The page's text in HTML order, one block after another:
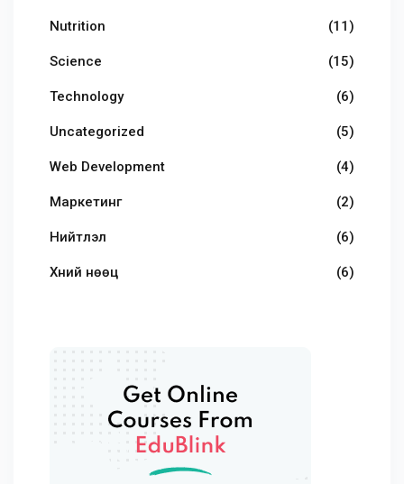
Nutrition (11)
Science (15)
Technology (6)
Uncategorized (5)
Web Development (4)
Маркетинг (2)
Нийтлэл (6)
Хүний нөөц (6)